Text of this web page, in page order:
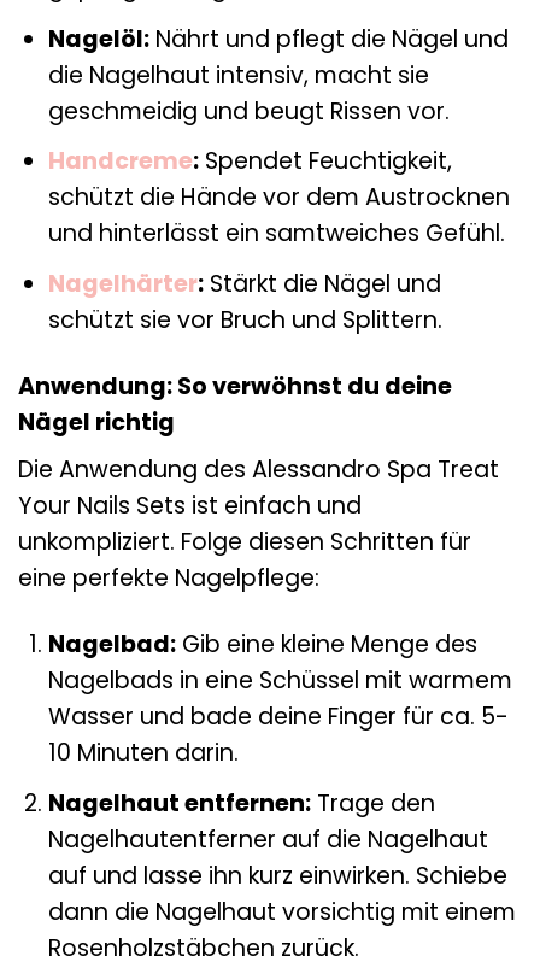
Nagelöl:Nährt und pflegt die Nägel und
die Nagelhaut intensiv, macht sie
geschmeidig und beugt Rissen vor.
Handcreme:Spendet Feuchtigkeit,
schützt die Hände vor dem Austrocknen
und hinterlässt ein samtweiches Gefühl.
Nagelhärter:Stärkt die Nägel und
schützt sie vor Bruch und Splittern.
Anwendung: So verwöhnst du deine
Nägel richtig
Die Anwendung des Alessandro Spa Treat
Your Nails Sets ist einfach und
unkompliziert. Folge diesen Schritten für
eine perfekte Nagelpflege:
Nagelbad:Gib eine kleine Menge des
Nagelbads in eine Schüssel mit warmem
Wasser und bade deine Finger für ca. 5-
10 Minuten darin.
Nagelhaut entfernen:Trage den
Nagelhautentferner auf die Nagelhaut
auf und lasse ihn kurz einwirken. Schiebe
dann die Nagelhaut vorsichtig mit einem
Rosenholzstäbchen zurück.